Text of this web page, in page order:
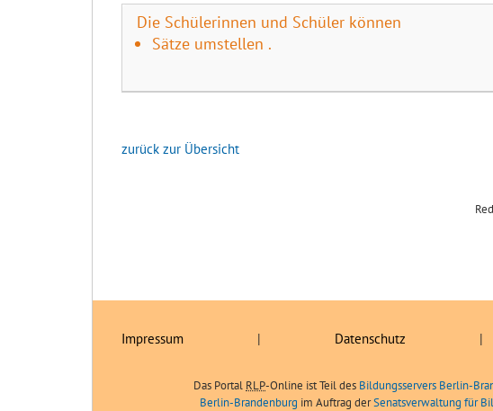
Die Schülerinnen und Schüler können
Sätze umstellen .
zurück zur Übersicht
Impressum | Datenschutz |
Das Portal RLP-Online ist Teil des Bildungsservers Berlin-
Berlin-Brandenburg im Auftrag derSenatsverwaltung für